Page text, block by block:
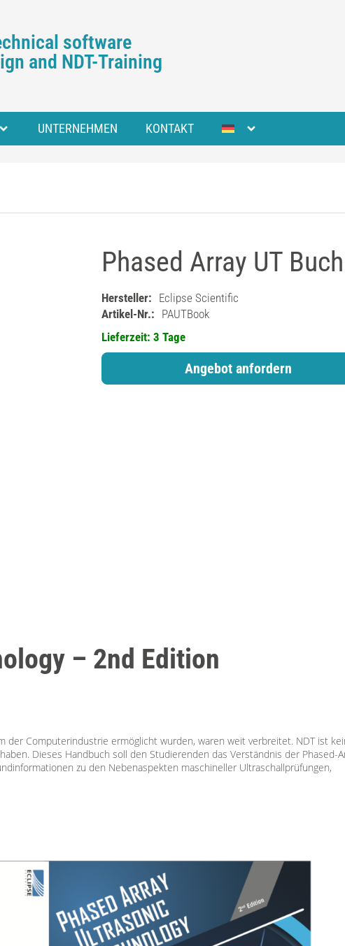
software
and NDT-Training
UNTERNEHMEN KONTAKT
Phased Array UT Buch
Hersteller: Eclipse Scientific
Artikel-Nr.: PAUTBook
Lieferzeit: 3 Tage
Angebot anfordern
– 2nd Edition
Computerindustrie ermöglicht wurden, waren weit verbreitet. NDT ist
Dieses Handbuch soll den Studierenden das Verständnis der Phased-
zu den Nebenaspekten maschineller Ultraschallprüfungen,